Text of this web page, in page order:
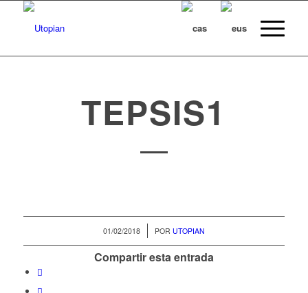
TEPSIS1
01/02/2018
/ POR UTOPIAN
Compartir esta entrada